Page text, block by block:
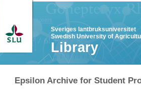
Sveriges lantbruksuniversitet
Swedish University of
Library
Epsilon Archive for Student